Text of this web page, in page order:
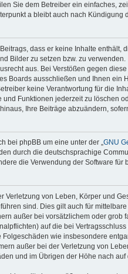
Sie dem Betreiber ein einfaches,
a bleibt auch nach Kündigung
dass er keine Inhalte
Bilder zu setzen bzw. zu verwenden.
aus. Bei Verstößen gegen
Boards ausschließen und Ihnen ein
keine Verantwortung für die
Funktionen jederzeit zu löschen
Ihre Beiträge abzuändern,
bei phpBB um eine unter der „GNU
durch die deutschsprachige
die Verwendung der Software
Verletzung von Leben, Körper und
sind. Dies gilt auch für
außer bei vorsätzlichem oder
auf die bei
wie insbesondere
außer bei der Verletzung von
und im Übrigen der Höhe nach